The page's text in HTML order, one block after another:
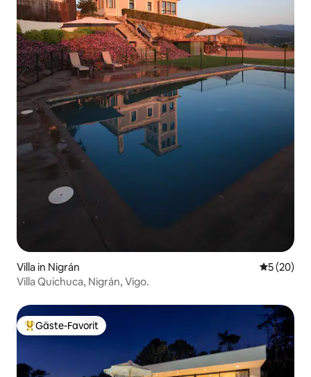
Villa in Nigrán
5 (20)
Villa Quichuca, Nigrán, Vigo.
Beliebter Gäste-Favorit.
Gäste-Favorit